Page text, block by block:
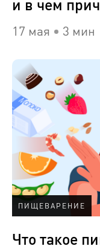
и в чем
17 мая 3 мин
ПИЩЕВАРЕНИЕ
Что такое